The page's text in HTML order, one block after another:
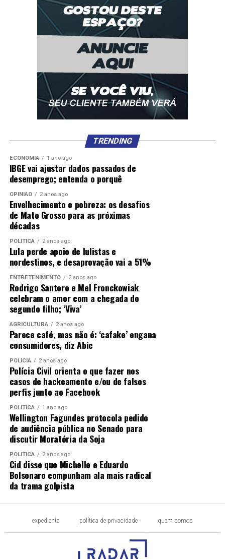
Mercado financeiro reduz previsão da inflação para
Tecnologia 5G completa três ano no Brasil com 100%
TRENDING
ECONOMIA 1 ano ago
IBGE vai ajustar dados passados de
desemprego; entenda o porquê
OPINIÃO 2 anos ago
Envelhecimento e pobreza: os desafios
de Mato Grosso para as próximas
décadas
POLÍTICA 2 anos ago
Lula perde apoio de lulistas e
nordestinos, e desaprovação vai a 51%
ENTRETENIMENTO 2 anos ago
Rodrigo Santoro e Mel Fronckowiak
celebram o amor com a chegada do
segundo filho; ‘Viva’
AGRICULTURA 2 anos ago
Parece café, mas não é: ‘cafake’ engana
consumidores, diz Abic
POLÍCIA 2 anos ago
Polícia Civil orienta o que fazer nos
casos de hackeamento e/ou de falsos
perfis junto ao Facebook
POLÍTICA 1 ano ago
Wellington Fagundes protocola pedido
de audiência pública no Senado para
discutir Moratória da Soja
POLÍTICA 2 anos ago
Cid disse que Michelle e Eduardo
Bolsonaro compunham ala mais radical
da trama golpista
expediente política de privacidade quem somos